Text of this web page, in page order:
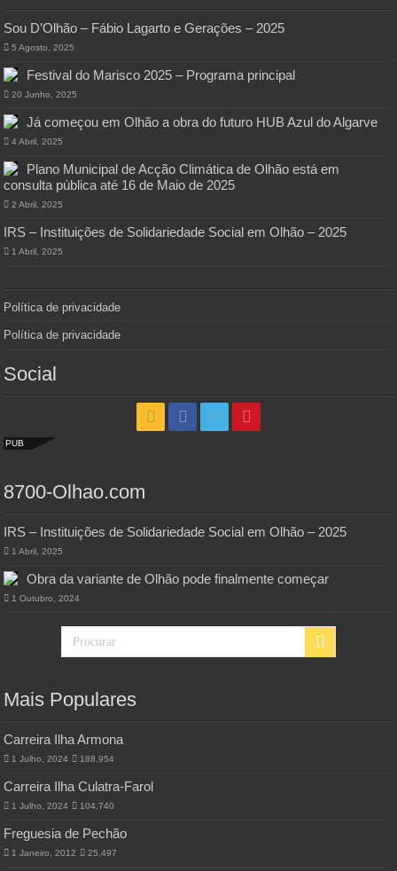
Sou D’Olhão – Fábio Lagarto e Gerações – 2025
5 Agosto, 2025
Festival do Marisco 2025 – Programa principal
20 Junho, 2025
Já começou em Olhão a obra do futuro HUB Azul do Algarve
4 Abril, 2025
Plano Municipal de Acção Climática de Olhão está em
consulta pública até 16 de Maio de 2025
2 Abril, 2025
IRS – Instituições de Solidariedade Social em Olhão – 2025
1 Abril, 2025
Política de privacidade
Política de privacidade
Social
PUB
8700-Olhao.com
IRS – Instituições de Solidariedade Social em Olhão – 2025
1 Abril, 2025
Obra da variante de Olhão pode finalmente começar
1 Outubro, 2024
Mais Populares
Carreira Ilha Armona
1 Julho, 2024 188,954
Carreira Ilha Culatra-Farol
1 Julho, 2024 104,740
Freguesia de Pechão
1 Janeiro, 2012 25,497